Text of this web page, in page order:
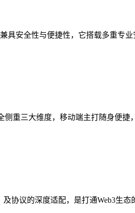
具安全性与便捷性，它搭载多重专
重三大维度，移动端主打随身便
协议的深度适配，是打通Web3生